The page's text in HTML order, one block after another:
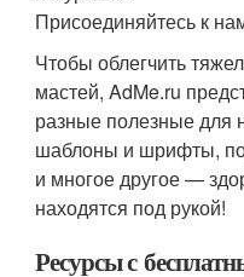
Присоединяйтесь к
Чтобы облегчить
мастей, AdMe.ru
разные полезные для
шаблоны и шрифты,
и многое другое —
находятся под рукой!
Ресурсы с